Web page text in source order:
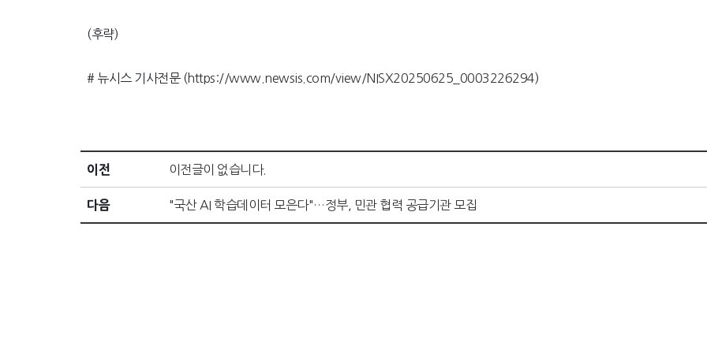
(후략)
# 뉴시스 기사전문 (https://www.newsis.com/view/NISX20250625_0003226294)
이전 이전글이 없습니다.
다음 "국산 AI 학습데이터 모은다"…정부, 민관 협력 공급기관 모집